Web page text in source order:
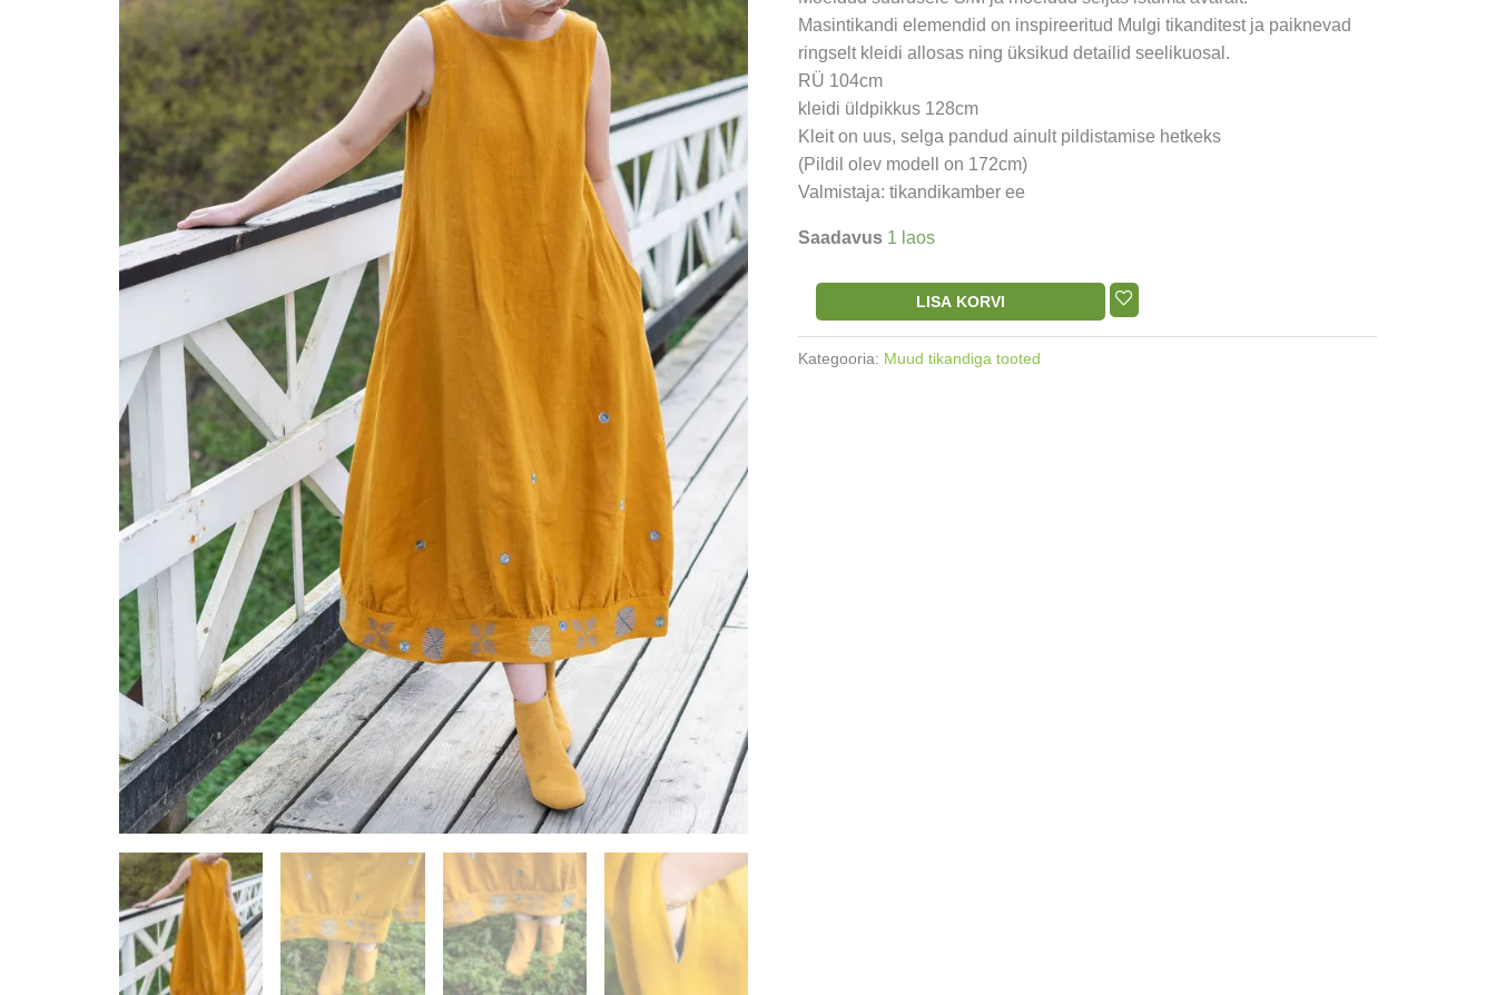
Masintikandi elemendid on inspireeritud Mulgi tikanditest ja paiknevad
ringselt kleidi allosas ning üksikud detailid seelikuosal.
RÜ 104cm
kleidi üldpikkus 128cm
Kleit on uus, selga pandud ainult pildistamise hetkeks
(Pildil olev modell on 172cm)
Valmistaja: tikandikamber ee
Saadavus 1 laos
maksikleit
Boho
LISA KORVI
Kategooria: Muud tikandiga tooted